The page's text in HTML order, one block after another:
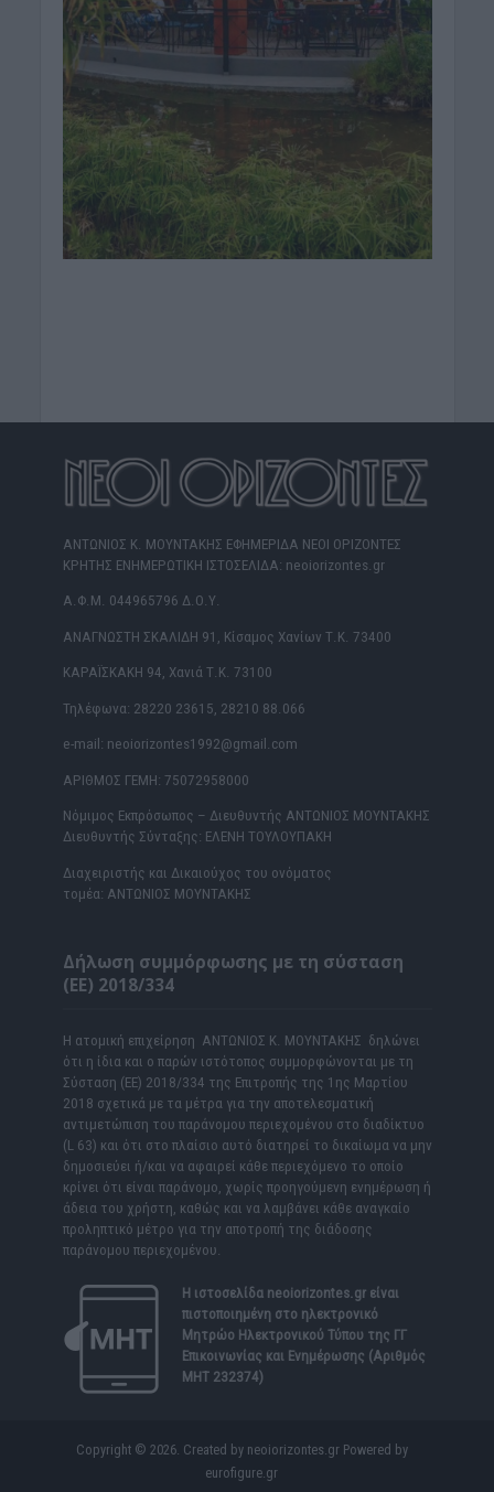
ΑΝΤΩΝΙΟΣ Κ. ΜΟΥΝΤΑΚΗΣ ΕΦΗΜΕΡΙΔΑ ΝΕΟΙ ΟΡΙΖΟΝΤΕΣ
ΚΡΗΤΗΣ ΕΝΗΜΕΡΩΤΙΚΗ ΙΣΤΟΣΕΛΙΔΑ: neoiorizontes.gr
Α.Φ.Μ. 044965796 Δ.Ο.Υ.
ΑΝΑΓΝΩΣΤΗ ΣΚΑΛΙΔΗ 91, Κίσαμος Χανίων Τ.Κ. 73400
ΚΑΡΑΪΣΚΑΚΗ 94, Χανιά Τ.Κ. 73100
Τηλέφωνα: 28220 23615, 28210 88.066
e-mail: neoiorizontes1992@gmail.com
ΑΡΙΘΜΟΣ ΓΕΜΗ: 75072958000
Νόμιμος Εκπρόσωπος – Διευθυντής ΑΝΤΩΝΙΟΣ ΜΟΥΝΤΑΚΗΣ
Διευθυντής Σύνταξης: ΕΛΕΝΗ ΤΟΥΛΟΥΠΑΚΗ
Διαχειριστής και Δικαιούχος του ονόματος
τομέα: ΑΝΤΩΝΙΟΣ ΜΟΥΝΤΑΚΗΣ
Δήλωση συμμόρφωσης με τη σύσταση
(ΕΕ) 2018/334
Η ατομική επιχείρηση ΑΝΤΩΝΙΟΣ Κ. ΜΟΥΝΤΑΚΗΣ δηλώνει
ότι η ίδια και ο παρών ιστότοπος συμμορφώνονται με τη
Σύσταση (ΕΕ) 2018/334 της Επιτροπής της 1ης Μαρτίου
2018 σχετικά με τα μέτρα για την αποτελεσματική
αντιμετώπιση του παράνομου περιεχομένου στο διαδίκτυο
(L 63) και ότι στο πλαίσιο αυτό διατηρεί το δικαίωμα να μην
δημοσιεύει ή/και να αφαιρεί κάθε περιεχόμενο το οποίο
κρίνει ότι είναι παράνομο, χωρίς προηγούμενη ενημέρωση ή
άδεια του χρήστη, καθώς και να λαμβάνει κάθε αναγκαίο
προληπτικό μέτρο για την αποτροπή της διάδοσης
παράνομου περιεχομένου.
Η ιστοσελίδα neoiorizontes.grείναι
πιστοποιημένη στο ηλεκτρονικό
Μητρώο Ηλεκτρονικού Τύπου της ΓΓ
Επικοινωνίας και Ενημέρωσης (Αριθμός
ΜΗΤ 232374)
Copyright © 2026. Created by neoiorizontes.gr Powered by
eurofigure.gr